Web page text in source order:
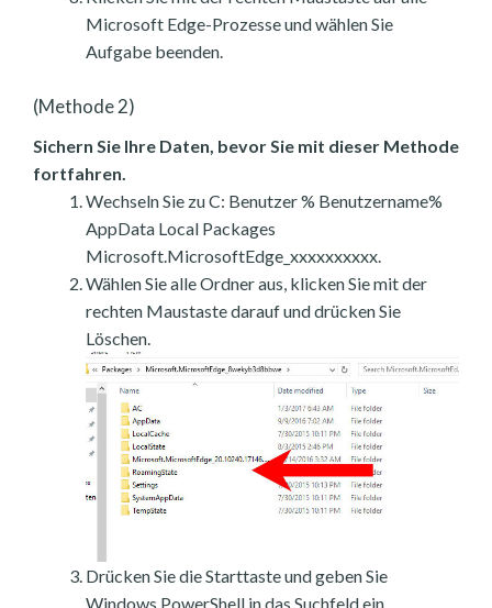
Microsoft Edge-Prozesse und wählen Sie
Aufgabe beenden.
(Methode 2)
Sichern Sie Ihre Daten, bevor Sie mit dieser Methode
fortfahren.
Wechseln Sie zu C: Benutzer % Benutzername%
AppData Local Packages
Microsoft.MicrosoftEdge_xxxxxxxxxx.
Wählen Sie alle Ordner aus, klicken Sie mit der
rechten Maustaste darauf und drücken Sie
Löschen.
Drücken Sie die Starttaste und geben Sie
Windows PowerShell in das Suchfeld ein.